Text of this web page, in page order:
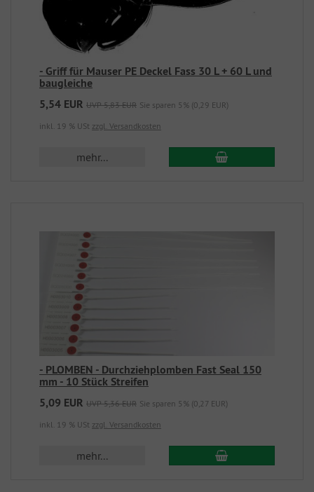
- Griff für Mauser PE Deckel Fass 30 L + 60 L und
baugleiche
5,54 EUR UVP 5,83 EUR Sie sparen 5% (0,29 EUR)
inkl. 19 % USt zzgl. Versandkosten
mehr...
- PLOMBEN - Durchziehplomben Fast Seal 150
mm - 10 Stück Streifen
5,09 EUR UVP 5,36 EUR Sie sparen 5% (0,27 EUR)
inkl. 19 % USt zzgl. Versandkosten
mehr...